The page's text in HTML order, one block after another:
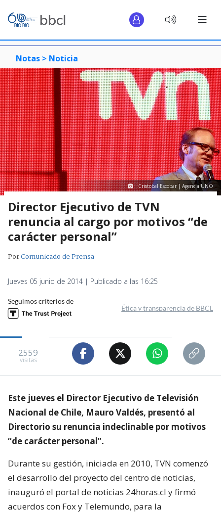
Notas > Noticia
Cristobal Escobar | Agencia UNO
Director Ejecutivo de TVN
renuncia al cargo por motivos “de
carácter personal”
PorComunicado de Prensa
Jueves 05 junio de 2014 | Publicado a las 16:25
Seguimos criterios de
Ética y transparencia de BBCL
2559
visitas
Este jueves el Director Ejecutivo de Televisión
Nacional de Chile, Mauro Valdés, presentó al
Directorio su renuncia indeclinable por motivos
“de carácter personal”.
Durante su gestión, iniciada en 2010, TVN comenzó
el desarrollo del proyecto del centro de noticias,
inauguró el portal de noticias 24horas.cl y firmó
acuerdos con Fox y Telemundo, para la